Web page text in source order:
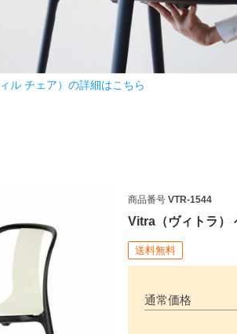
ル チェア）の詳細はこちら
商品番号 VTR-1544
Vitra（ヴィトラ）
送料無料
通常価格